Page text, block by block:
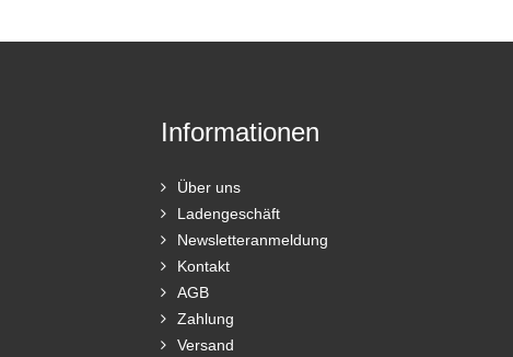
Informationen
Über uns
Ladengeschäft
Newsletteranmeldung
Kontakt
AGB
Zahlung
Versand